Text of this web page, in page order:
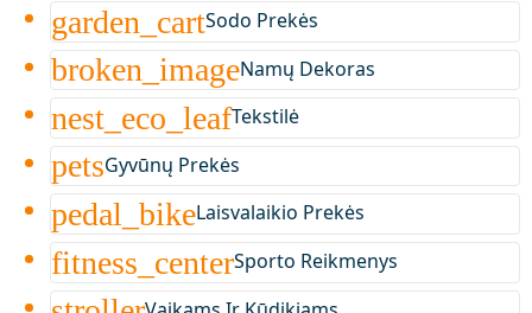
garden_cartSodo Prekės
broken_imageNamų Dekoras
nest_eco_leafTekstilė
petsGyvūnų Prekės
pedal_bikeLaisvalaikio Prekės
fitness_centerSporto Reikmenys